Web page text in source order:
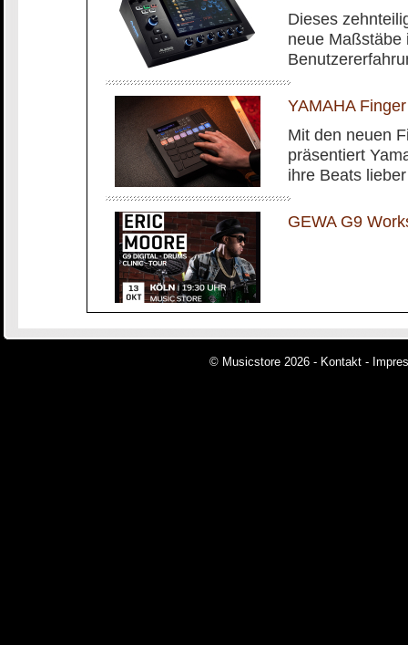
Dieses
neue Maßstäbe
YAMAHA
Mit den neuen
präsentiert
ihre Beats
GEWA G9
© Musicstore 2026 - Kontakt -